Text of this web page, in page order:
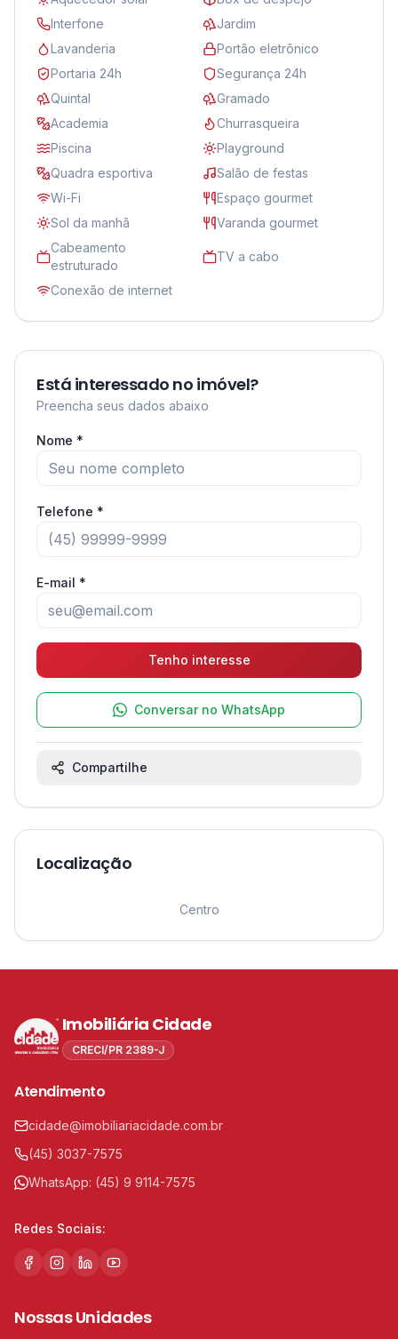
Interfone
Jardim
Lavanderia
Portão eletrônico
Portaria 24h
Segurança 24h
Quintal
Gramado
Academia
Churrasqueira
Piscina
Playground
Quadra esportiva
Salão de festas
Wi-Fi
Espaço gourmet
Sol da manhã
Varanda gourmet
Cabeamento
estruturado
TV a cabo
Conexão de internet
Está interessado no imóvel?
Preencha seus dados abaixo
Nome *
Telefone *
E-mail *
Tenho interesse
Conversar no WhatsApp
Compartilhe
Localização
Centro
Imobiliária Cidade
CRECI/PR 2389-J
Atendimento
cidade@imobiliariacidade.com.br
(45) 3037-7575
WhatsApp: (45) 9 9114-7575
Redes Sociais:
Nossas Unidades